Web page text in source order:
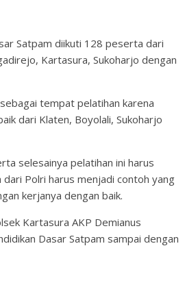
Satpam diikuti 128 peserta dari
Kartasura, Sukoharjo dengan
tempat pelatihan karena
dari Klaten, Boyolali, Sukoharjo
selesainya pelatihan ini harus
Polri harus menjadi contoh yang
kerjanya dengan baik.
Kartasura AKP Demianus
Dasar Satpam sampai dengan